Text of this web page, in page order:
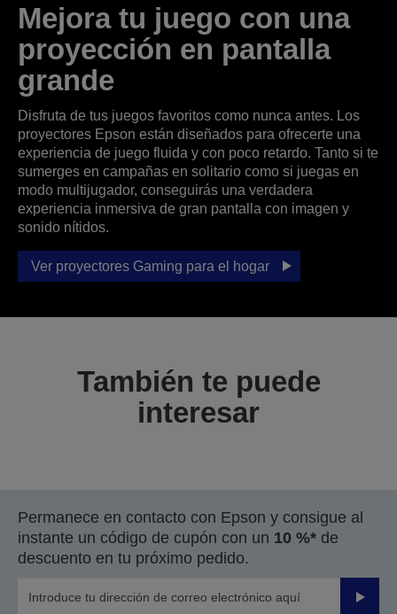
Mejora tu juego con una
proyección en pantalla
grande
Disfruta de tus juegos favoritos como nunca antes. Los
proyectores Epson están diseñados para ofrecerte una
experiencia de juego fluida y con poco retardo. Tanto si te
sumerges en campañas en solitario como si juegas en
modo multijugador, conseguirás una verdadera
experiencia inmersiva de gran pantalla con imagen y
sonido nítidos.
Ver proyectores Gaming para el hogar
También te puede
interesar
Permanece en contacto con Epson y consigue al
instante un código de cupón con un 10 %* de
descuento en tu próximo pedido.
Enviar